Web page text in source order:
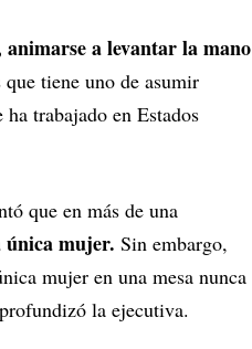
animarse a levantar la mano
tiene uno de asumir
trabajado en Estados
que en más de una
única mujer. Sin embargo,
mujer en una mesa nunca
la ejecutiva.